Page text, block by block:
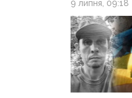
9 липня, 09:18